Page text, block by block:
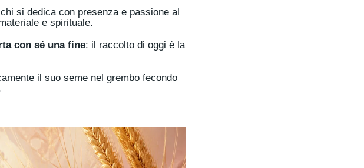
si dedica con presenza e passione al
e spirituale.
con sé una fine: il raccolto di oggi è la
il suo seme nel grembo fecondo